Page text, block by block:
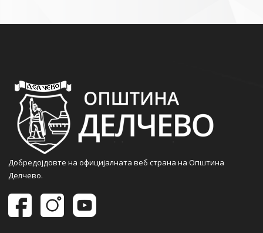
Добредојдовте на официјалната веб страна на Општина
Делчево.